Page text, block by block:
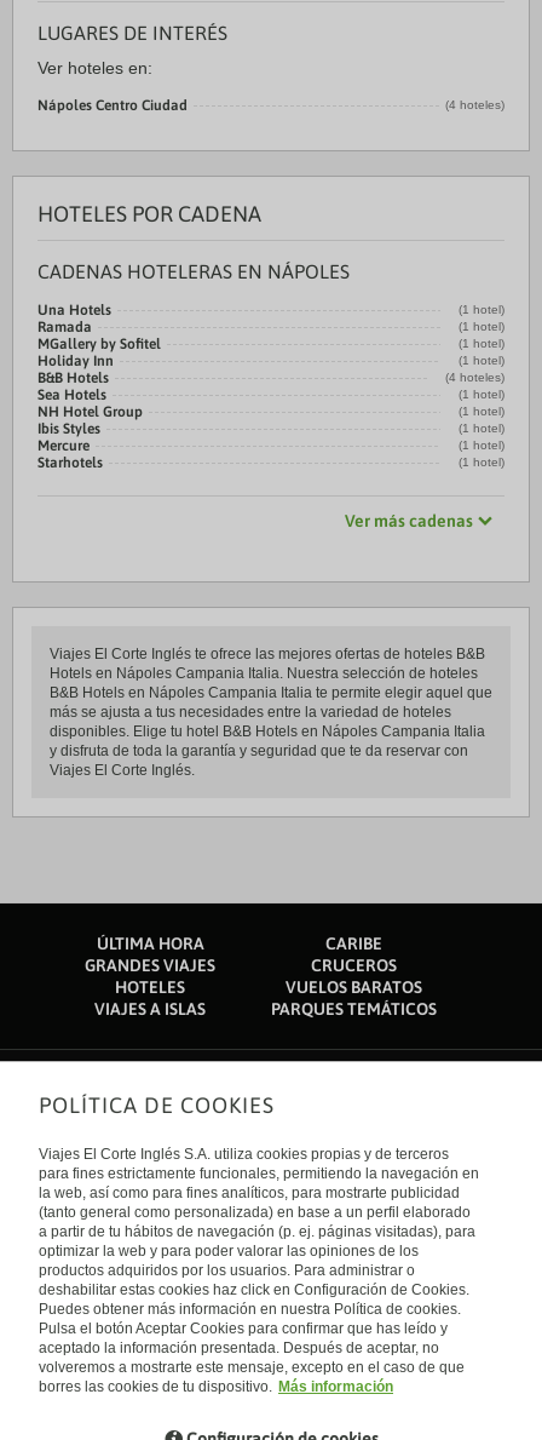
LUGARES DE INTERÉS
Ver hoteles en:
Nápoles Centro Ciudad (4 hoteles)
HOTELES POR CADENA
CADENAS HOTELERAS EN NÁPOLES
Una Hotels (1 hotel)
Ramada (1 hotel)
MGallery by Sofitel (1 hotel)
Holiday Inn (1 hotel)
B&B Hotels (4 hoteles)
Sea Hotels (1 hotel)
NH Hotel Group (1 hotel)
Ibis Styles (1 hotel)
Mercure (1 hotel)
Starhotels (1 hotel)
Ver más cadenas
Viajes El Corte Inglés te ofrece las mejores ofertas de hoteles B&B
Hotels en Nápoles Campania Italia. Nuestra selección de hoteles
B&B Hotels en Nápoles Campania Italia te permite elegir aquel que
más se ajusta a tus necesidades entre la variedad de hoteles
disponibles. Elige tu hotel B&B Hotels en Nápoles Campania Italia
y disfruta de toda la garantía y seguridad que te da reservar con
Viajes El Corte Inglés.
ÚLTIMA HORA
CARIBE
GRANDES VIAJES
CRUCEROS
HOTELES
VUELOS BARATOS
VIAJES A ISLAS
PARQUES TEMÁTICOS
Sobre nosotros
Quiénes somos
Financiación
Sostenibilidad
Turismo accesible
Tarjeta El Corte Inglés
Trabaja con nosotros
El Corte Inglés
Canal Ético
Enlaces de interés
Guías de viaje
Catálogos
Auto check-in
Condiciones Generales
Política de privacidad
Política de cookies
Accesibilidad
Empresas/ Grupos
Internacional
España
Visita nuestro blog
Blog de Viajes el Corte inglés
POLÍTICA DE COOKIES
Viajes El Corte Inglés S.A. utiliza cookies propias y de terceros
para fines estrictamente funcionales, permitiendo la navegación en
la web, así como para fines analíticos, para mostrarte publicidad
(tanto general como personalizada) en base a un perfil elaborado
a partir de tu hábitos de navegación (p. ej. páginas visitadas), para
optimizar la web y para poder valorar las opiniones de los
productos adquiridos por los usuarios. Para administrar o
deshabilitar estas cookies haz click en Configuración de Cookies.
Puedes obtener más información en nuestra Política de cookies.
Pulsa el botón Aceptar Cookies para confirmar que has leído y
aceptado la información presentada. Después de aceptar, no
volveremos a mostrarte este mensaje, excepto en el caso de que
borres las cookies de tu dispositivo. Más información